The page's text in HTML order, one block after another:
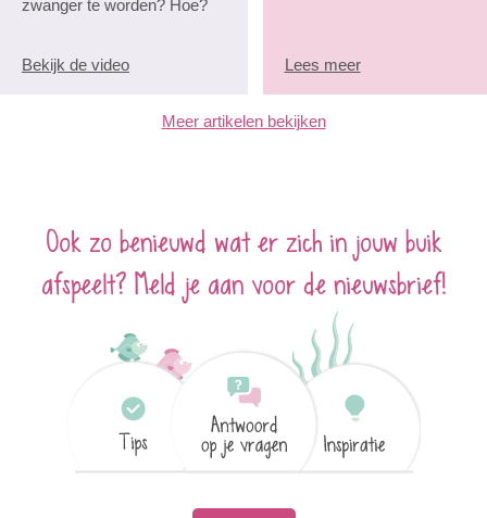
zwanger te worden? Hoe?
Bekijk de video Lees meer
Meer artikelen bekijken
Ook zo benieuwd wat er zich in jouw buik
afspeelt? Meld je aan voor de nieuwsbrief!